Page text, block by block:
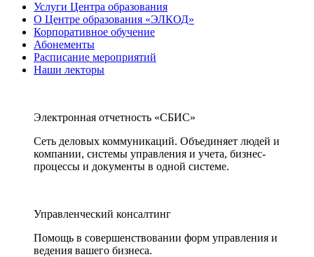
Услуги Центра образования
О Центре образования «ЭЛКОД»
Корпоративное обучение
Абонементы
Расписание мероприятий
Наши лекторы
Электронная отчетность «СБИС»
Сеть деловых коммуникаций. Объединяет людей и
компании, системы управления и учета, бизнес-
процессы и документы в одной системе.
Управленческий консалтинг
Помощь в совершенствовании форм управления и
ведения вашего бизнеса.